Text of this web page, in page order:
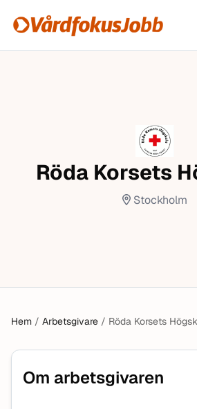
Hoppa till innehåll
Vårdfokusjobb
Röda Korsets
Stockholm
Hem / Arbetsgivare / Röda Korsets
Om arbetsgivaren